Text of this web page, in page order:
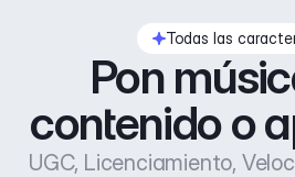
Todas las
Pon
contenido o
UGC, Licenciamiento,